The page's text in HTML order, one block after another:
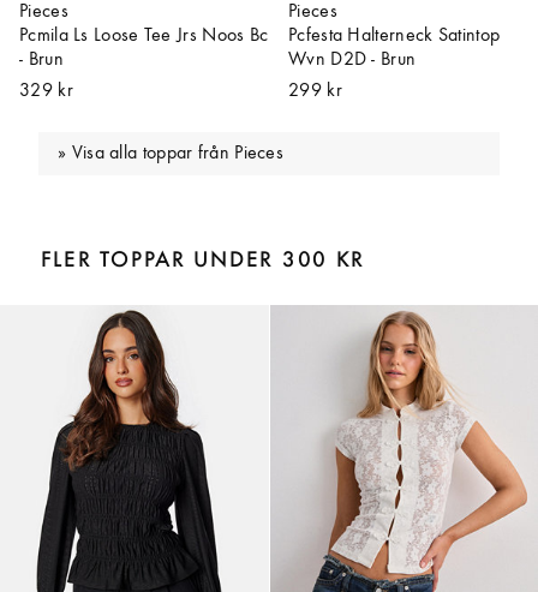
Pieces
Pcmila Ls Loose Tee Jrs Noos Bc
- Brun
329 kr
Pieces
Pcfesta Halterneck Satintop
Wvn D2D - Brun
299 kr
Visa alla toppar från Pieces
FLER TOPPAR UNDER 300 KR